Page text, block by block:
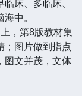
床、多临床、
中。
，第8版教材集
；图片做到指点
图文并茂，文体